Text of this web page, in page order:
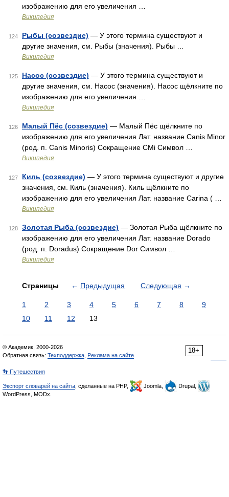
изображению для его увеличения …
Википедия
124 Рыбы (созвездие) — У этого термина существуют и
другие значения, см. Рыбы (значения). Рыбы …
Википедия
125 Насос (созвездие) — У этого термина существуют и
другие значения, см. Насос (значения). Насос щёлкните по
изображению для его увеличения …
Википедия
126 Малый Пёс (созвездие) — Малый Пёс щёлкните по
изображению для его увеличения Лат. название Canis Minor
(род. п. Canis Minoris) Сокращение CMi Символ …
Википедия
127 Киль (созвездие) — У этого термина существуют и другие
значения, см. Киль (значения). Киль щёлкните по
изображению для его увеличения Лат. название Carina ( …
Википедия
128 Золотая Рыба (созвездие) — Золотая Рыба щёлкните по
изображению для его увеличения Лат. название Dorado
(род. п. Doradus) Сокращение Dor Символ …
Википедия
Страницы ← Предыдущая Следующая →
1 2 3 4 5 6 7 8
9
10
11 12 13
18+
© Академик, 2000-2026
Обратная связь: Техподдержка Реклама на сайте
👣 Путешествия
Экспорт словарей на сайты , сделанные на PHP, Joomla,
Drupal,
WordPress, MODx.